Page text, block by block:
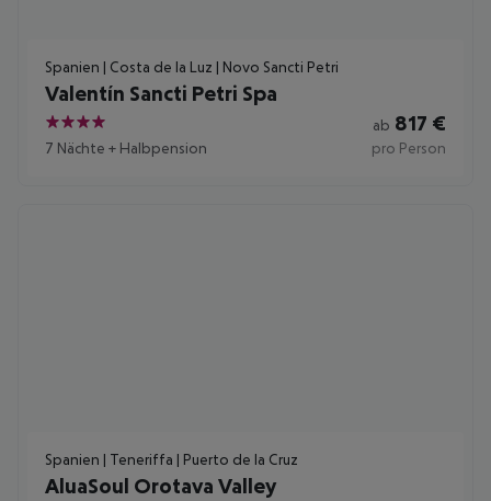
Spanien | Costa de la Luz | Novo Sancti Petri
Valentín Sancti Petri Spa
4
7 Nächte + Halbpension
ab 817 €
pro Person
Spanien | Teneriffa | Puerto de la Cruz
AluaSoul Orotava Valley